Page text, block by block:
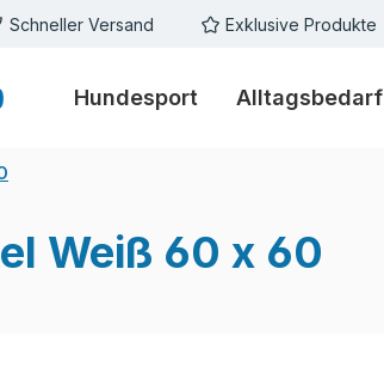
Schneller Versand Exklusive Produkte
Hundesport Alltagsbedarf
Weiß 60 x 60